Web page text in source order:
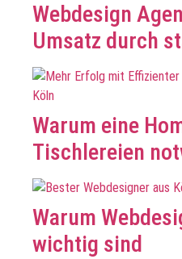
Webdesign
Umsatz durch
Warum eine
Tischlereien
Warum
wichtig sind